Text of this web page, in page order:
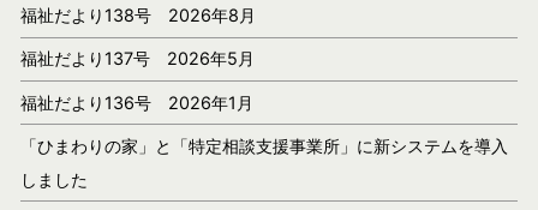
福祉だより138号 2026年8月
福祉だより137号 2026年5月
福祉だより136号 2026年1月
「ひまわりの家」と「特定相談支援事業所」に新システムを導入
しました